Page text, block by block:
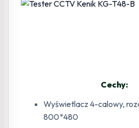
Cechy:
Wyświetlacz 4-calowy,
800*480